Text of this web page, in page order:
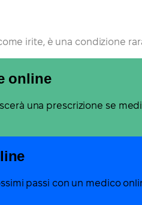
irite, è una condizione
online
una prescrizione se
passi con un medico